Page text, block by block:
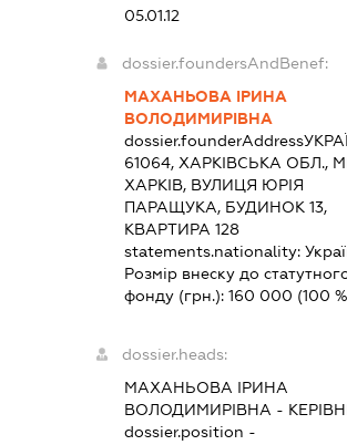
05.01.12
dossier.foundersAndBenef:
МАХАНЬОВА ІРИНА
ВОЛОДИМИРІВНА
dossier.founderAddress
61064, ХАРКІВСЬКА ОБЛ.,
ХАРКІВ, ВУЛИЦЯ ЮРІЯ
ПАРАЩУКА, БУДИНОК 13,
КВАРТИРА 128
statements.nationality:
Розмір внеску до
фонду (грн.):160 000 (100
dossier.heads:
МАХАНЬОВА ІРИНА
ВОЛОДИМИРІВНА -
dossier.position -